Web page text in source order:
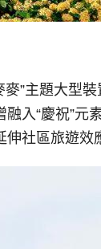
”主題大型
入“慶祝”元
社區旅遊效